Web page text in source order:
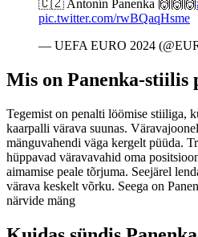
🇨🇿 Antonín Panenka 🙌🙌🙌
pic.twitter.com/rwBQaqHsme
— UEFA EURO 2024
Mis on Panenka-stiilis
Tegemist on penalti löömise stiiliga,
kaarpalli värava suunas.
mänguvahendi väga kergelt püüda.
hüppavad väravavahid oma
aimamise peale tõrjuma. Seejärel
värava keskelt võrku. Seega on
närvide mäng